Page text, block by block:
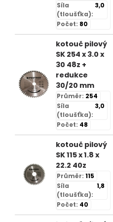
Síla
(tloušťka):
3,0
Počet: 80
kotouč pilový
SK 254 x 3.0 x
30 48z +
redukce
30/20 mm
Průměr: 254
Síla
(tloušťka):
3,0
Počet: 48
kotouč pilový
SK 115 x 1.8 x
22.2 40z
Průměr: 115
Síla
(tloušťka):
1,8
Počet: 40